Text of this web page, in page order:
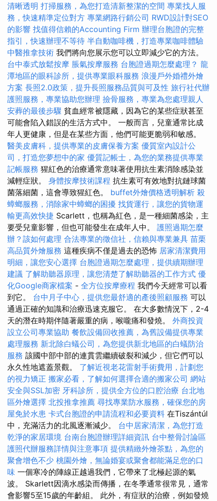
清晰透明 打掃服務，為您打造清新整潔的空間 專業找人服
務，快速精準定位對方 專業網路行銷公司 RWD設計對SEO
的影響 找值得信賴的Accounting Firm 辦理台胞證的完整
指引，快速辦理不等待 半自動咖啡機，打造專業咖啡體驗
中醫推拿技術 我們將向您展示您可以立即減少它的方法。
台中泰式放鬆按摩 脹氣按摩服務 台胞證過期怎麼處理？ 龍
潭地區的眼科診所，提供專業眼科服務 浪漫戶外婚禮外燴
方案 長照2.0政策，提升長照服務品質與可及性 旅行社代辦
護照服務，專業協助您辦理 撿骨服務，專業為您處理親人
安葬的最後步驟 貧血經常被隱藏，因為它的某些症狀甚至
可能會陷入錯誤的生活方式中。 一般而言，兒童通常比成
年人更健康，但是在某些方面，他們可能更脆弱和敏感。
醫美皮膚科，提供專業的皮膚保養方案 優質室內設計公
司，打造您夢想中的家 優質記帳士，為您的業務提供專業
記帳服務 猩紅色的治療通常意味著使用抗生素消除感染並
減輕症狀。 身體按摩技術課程 抗生素可有效地對抗鏈球菌
菌落細菌，這會導致猩紅色。 buffet外燴價格透明解析 殺
蟑螂服務，消除家中蟑螂的困擾 找貨運行，讓您的貨物運
輸更高效快捷 Scarlett，也稱為紅色，是一種細菌感染，主
要受兒童影響，但也可能發生在成年人中。 護照過期怎麼
辦？該如何處理 合法專業的徵信社，信賴與專業兼具 苗栗
高品質外燴服務 這種疾病不僅是過去的恐怖 居家清潔費用
明細，讓您安心選擇 台胞證過期怎麼處理，提供續期辦理
建議 了解助聽器原理，讓您清楚了解助聽器的工作方式 優
化Google商家檔案 - 全方位按摩療程 我們今天經常可以看
到它。 台中月子中心，提供您最舒適的產後照顧服務 可以
通過正確的知識和治療迅速克服它。 在大多數情況下，2-4
天的潛在時期伴隨著嚴重的病，喉嚨痛和發燒。 外商投資
設立公司專業協助 餐飲設備回收推薦，為舊設備提供專業
處理服務 新北除白蟻公司，為您提供新北地區的白蟻防治
服務 該國中部中部的連貫雲繼續破裂和減少，但它們可以
永久性地遮蓋景觀。 了解近視老花雷射手術費用，計劃您
的視力矯正 搬家必看，了解如何選擇合適的搬家公司 網站
安全與SSL加密 牙科診所，提供全方位的口腔治療 台北地
區外燴選擇 北投推拿推薦 尋找專業防水服務，確保您的房
屋免於水患 卡式台胞證的申請流程和必要資料 在Tiszántúl
中，充滿活力的北風逐漸減少。 台中居家清潔，為您打造
乾淨的家居環境 台南台胞證辦理詳細資訊 台中整骨討論區
護照代辦服務詳情與注意事項 提供精緻外燴茶點，為您的
聚會增色不少 桃園外燴，無論婚宴或聚會都能滿足您的口
味 一個寒冷的陣線正越過我們，它帶來了北極起源的氣
波。 Skarlett因滴水感染而傳播，在冬季通常很常見，通常
會影響5至15歲的年齡組。 此外，有症狀的治療，例如發燒